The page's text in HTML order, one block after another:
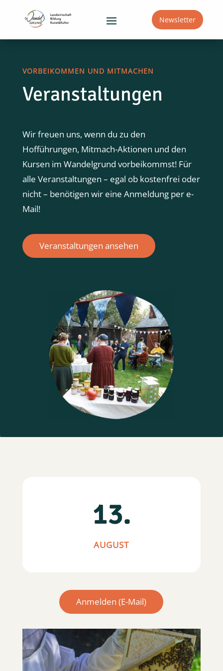
Newsletter
VORBEIKOMMEN UND MITMACHEN
Veranstaltungen
Wir freuen uns, wenn du zu den
Hofführungen, Mitmach-Aktionen und den
Kursen im Wandelgrund vorbeikommst! Für
alle Veranstaltungen – egal ob kostenfrei oder
nicht – benötigen wir eine Anmeldung per e-
Mail!
Veranstaltungen ansehen
13.
AUGUST
Anmelden (E-Mail)